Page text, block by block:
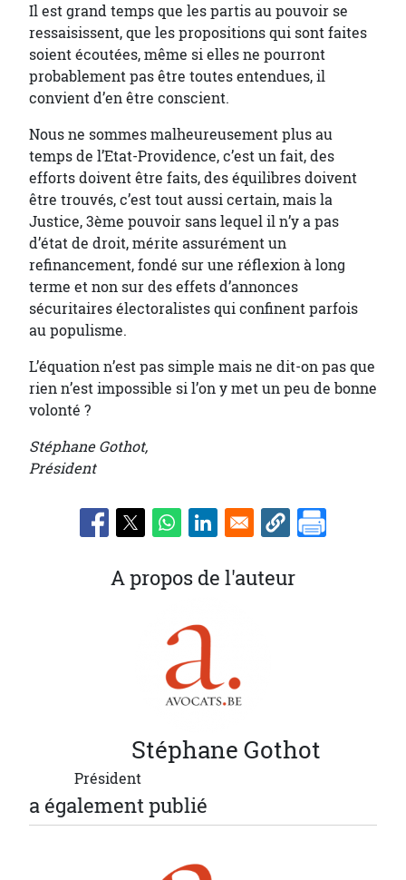
Il est grand temps que les partis au pouvoir se
ressaisissent, que les propositions qui sont faites
soient écoutées, même si elles ne pourront
probablement pas être toutes entendues, il
convient d’en être conscient.
Nous ne sommes malheureusement plus au
temps de l’Etat-Providence, c’est un fait, des
efforts doivent être faits, des équilibres doivent
être trouvés, c’est tout aussi certain, mais la
Justice, 3ème pouvoir sans lequel il n’y a pas
d’état de droit, mérite assurément un
refinancement, fondé sur une réflexion à long
terme et non sur des effets d’annonces
sécuritaires électoralistes qui confinent parfois
au populisme.
L’équation n’est pas simple mais ne dit-on pas que
rien n’est impossible si l’on y met un peu de bonne
volonté ?
Stéphane Gothot,
Président
A propos de l'auteur
Stéphane Gothot
Président
a également publié